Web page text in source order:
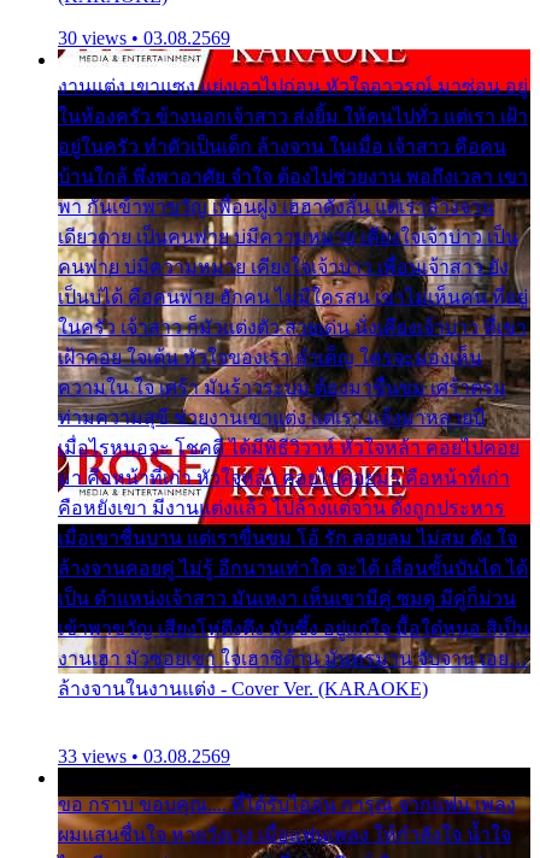
30 views • 03.08.2569
งานแต่ง เขาแซง แย่งเอาไปก่อน หัวใจอาวรณ์ มาซ่อน อยู่
ในห้องครัว ข้างนอกเจ้าสาว ส่งยิ้ม ให้คนไปทั่ว แต่เรา เฝ้า
อยู่ในครัว ทำตัวเป็นเด็ก ล้างจาน ในเมื่อ เจ้าสาว คือคน
บ้านใกล้ พึ่งพาอาศัย จำใจ ต้องไปช่วยงาน พอถึงเวลา เขา
พา กันเข้าพาขวัญ เพื่อนฝูง เฮฮาดังลั่น แต่เราล้างจาน
เดียวดาย เป็นคนพ่าย บ่มีความหมาย เคียงใจเจ้าบ่าว เป็น
คนพ่าย บ่มีความหมาย เคียงใจเจ้าบ่าว เพื่อนเจ้าสาว ยัง
เป็นบ่ได้ คือคนพ่าย ฮักคน ไม่มีใครสน เขาไม่เห็นคน ที่อยู่
ในครัว เจ้าสาว ก็มัวแต่งตัว สวยเด่น นั่งเคียงเจ้าบ่าว ที่เขา
เฝ้าคอย ใจเต้น หัวใจของเรา ลำเค็ญ ใครจะมองเห็น
ความใน ใจ เศร้า มันร้าวระบม ต้องมาขื่นขม เศร้าตรม
ท่ามความสุขี ช่วยงานเขาแต่ง แต่เรา แล้งมาหลายปี
เมื่อไรหนอจะ โชคดี ได้มีพิธีวิวาห์ หัวใจหล้า คอยไปคอย
มา คือหน้าที่เก่า หัวใจหล้า คอยไปคอยมา คือหน้าที่เก่า
คือหยังเขา มีงานแต่งแล้ว ไปล้างแต่จาน ดั่งถูกประหาร
เมื่อเขาชื่นบาน แต่เราขื่นขม โอ้ รัก ลอยลม ไม่สม ดัง ใจ
ล้างจานคอยคู่ ไม่รู้ อีกนานเท่าใด จะได้ เลื่อนขั้นบันได ได้
เป็น ตำแหน่งเจ้าสาว มันเหงา เห็นเขามีคู่ ซมดู มีคู่ก็ม่วน
เข้าพาขวัญ เสียงโห่ตึงตึง มันซึ้ง อยู่แก่ใจ มื้อใด๋หนอ สิเป็น
งานเฮา มัวซอยเขา ใจเฮาซิด้าน มันทรมาน จับจาน เอย…
ล้างจานในงานแต่ง - Cover Ver. (KARAOKE)
33 views • 03.08.2569
ขอ กราบ ขอบคุณ.... ที่ได้รับไออุ่น การุณ จากแฟน เพลง
ผมแสนชื่นใจ หายวังเวง เมื่อแฟนเพลง ให้กำลังใจ น้ำใจ